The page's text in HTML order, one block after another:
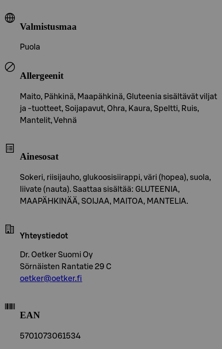
Valmistusmaa
Puola
Allergeenit
Maito, Pähkinä, Maapähkinä, Gluteenia sisältävät viljat
ja -tuotteet, Soijapavut, Ohra, Kaura, Speltti, Ruis,
Mantelit, Vehnä
Ainesosat
Sokeri, riisijauho, glukoosisiirappi, väri (hopea), suola,
liivate (nauta). Saattaa sisältää: GLUTEENIA,
MAAPÄHKINÄÄ, SOIJAA, MAITOA, MANTELIA.
Yhteystiedot
Dr. Oetker Suomi Oy
Sörnäisten Rantatie 29 C
oetker@oetker.fi
EAN
5701073061534